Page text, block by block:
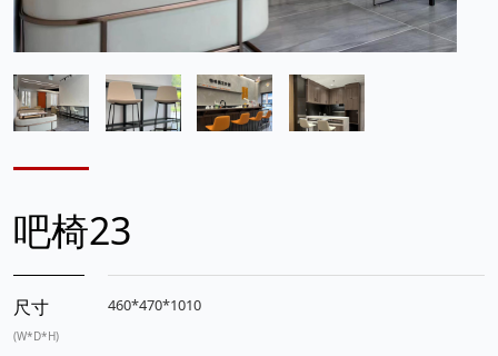
吧椅23
尺寸
(W*D*H)
460*470*1010